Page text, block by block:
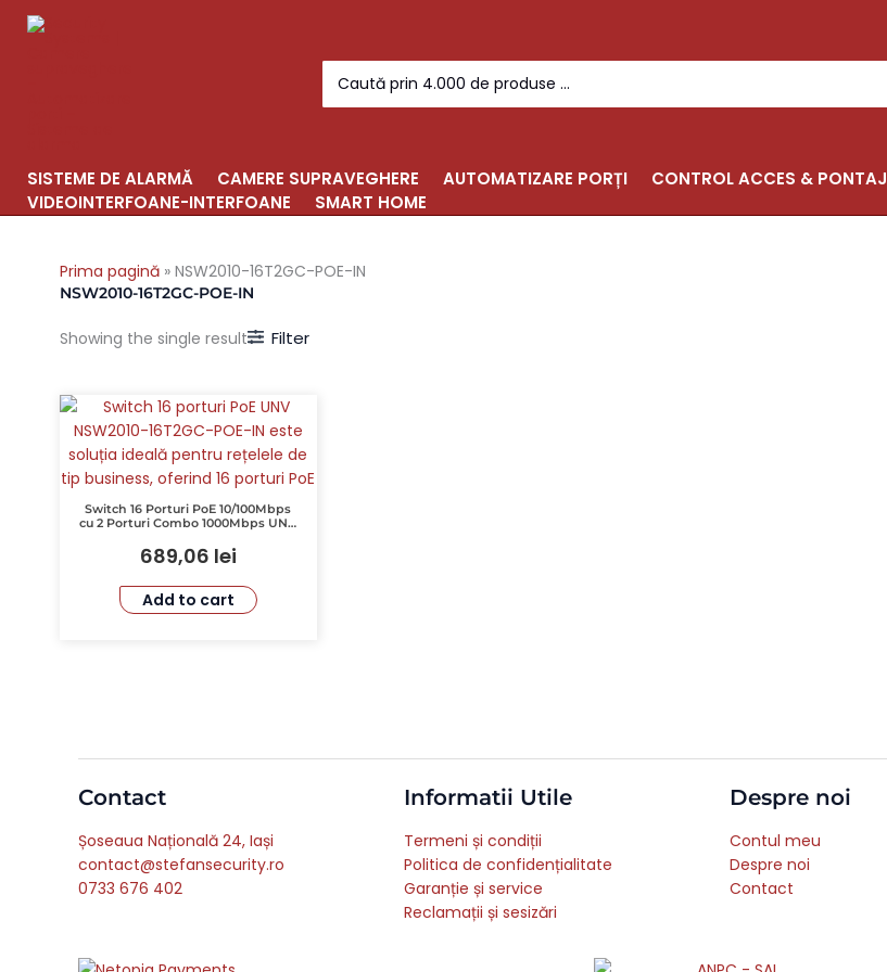
Skip
for:
SISTEME DE ALARMĂ CAMERE SUPRAVEGHERE AUTOMATIZARE PORȚI CONTROL ACCES & PONTAJ
VIDEOINTERFOANE-INTERFOANE
SMART HOME
Prima pagină » NSW2010-16T2GC-POE-IN
NSW2010-16T2GC-POE-IN
Showing the single result Filter
Switch 16 Porturi PoE 10/100Mbps
cu 2 Porturi Combo 1000Mbps UNV
689,06 lei
Add to cart
Contact
Șoseaua Națională 24, Iași
contact@stefansecurity.ro
0733 676 402
Informatii Utile
Termeni și condiții
Politica de confidențialitate
Garanție și service
Reclamații și sesizări
Despre noi
Contul meu
Despre noi
Contact